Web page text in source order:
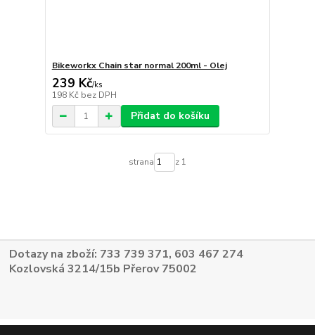
Bikeworkx Chain star normal 200ml - Olej
239 Kč/ks
198 Kč bez DPH
Přidat do košíku
strana z 1
Dotazy na zboží: 733 739 371, 603 467 274
Kozlovská 3214/15b Přerov 75002